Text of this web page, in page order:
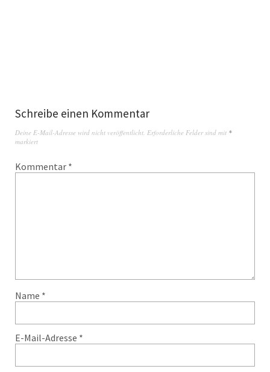
Schreibe einen Kommentar
Deine E-Mail-Adresse wird nicht veröffentlicht. Erforderliche Felder sind mit *
markiert
Kommentar *
Name *
E-Mail-Adresse *